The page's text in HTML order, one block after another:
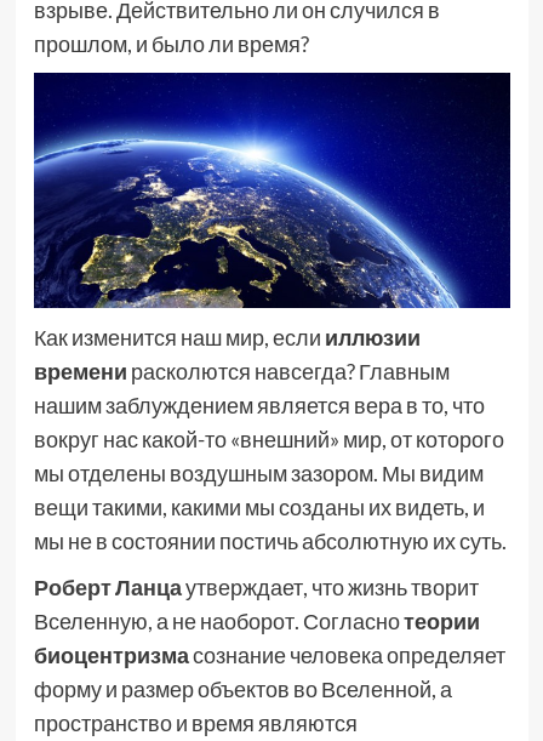
взрыве. Действительно ли он случился в
прошлом, и было ли время?
Как изменится наш мир, если иллюзии
времени расколются навсегда? Главным
нашим заблуждением является вера в то, что
вокруг нас какой-то «внешний» мир, от которого
мы отделены воздушным зазором. Мы видим
вещи такими, какими мы созданы их видеть, и
мы не в состоянии постичь абсолютную их суть.
Роберт Ланцаутверждает, что жизнь творит
Вселенную, а не наоборот. Согласнотеории
биоцентризмасознание человека определяет
форму и размер объектов во Вселенной, а
пространство и время являются